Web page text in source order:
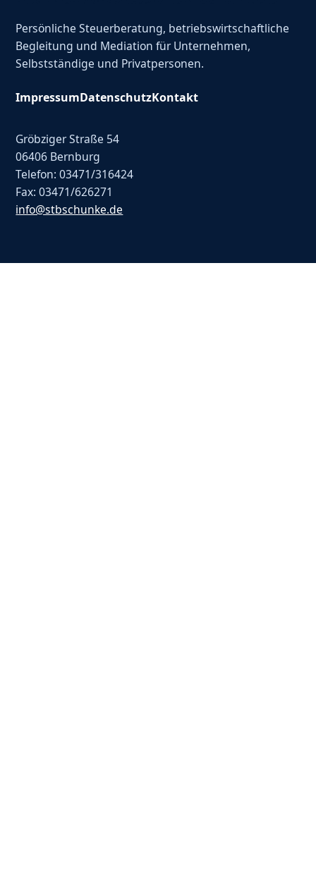
Persönliche Steuerberatung, betriebswirtschaftliche
Begleitung und Mediation für Unternehmen,
Selbstständige und Privatpersonen.
ImpressumDatenschutzKontakt
Gröbziger Straße 54
06406 Bernburg
Telefon: 03471/316424
Fax: 03471/626271
info@stbschunke.de